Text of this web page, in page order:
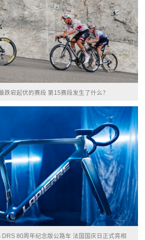
跌宕起伏的赛段 第15赛段发生了什么？
DRS 80周年纪念版公路车 法国国庆日正式亮相